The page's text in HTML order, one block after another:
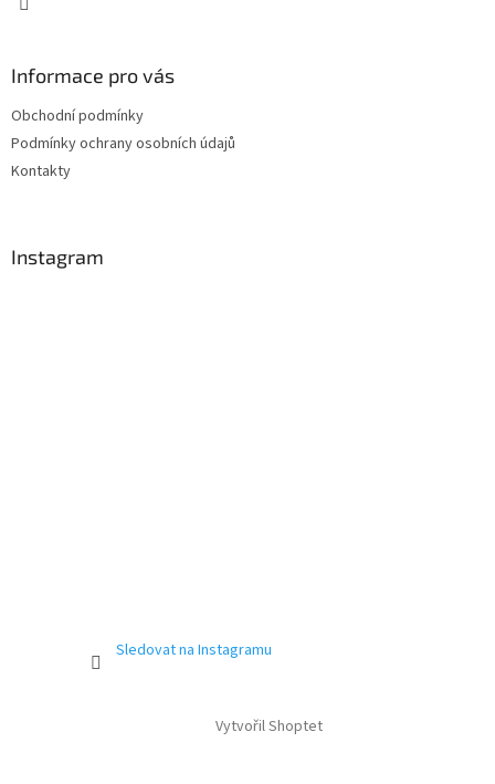
Informace pro vás
Obchodní podmínky
Podmínky ochrany osobních údajů
Kontakty
Instagram
Sledovat na Instagramu
Vytvořil Shoptet